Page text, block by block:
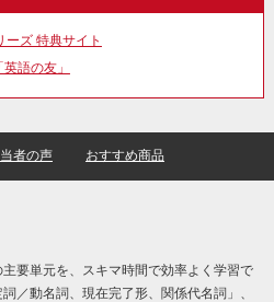
ーズ 特典サイト
語の友」
者の声 おすすめ商品
要単元を、スキマ時間で効率よく学習で
／動名詞、現在完了形、関係代名詞」、